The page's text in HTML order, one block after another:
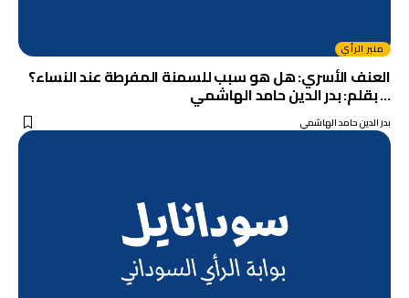
منبر الرأي
العنف الأسري: هل هو سبب للسمنة المفرطة عند النساء؟
… بقلم: بدر الدين حامد الهاشمي
بدر الدين حامد الهاشمي